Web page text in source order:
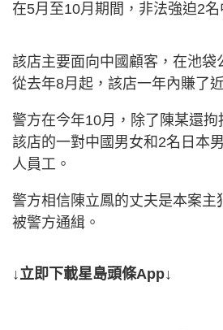
在5月至10月期間，非法強迫2名
該店主要面向中國顧客，在池袋
從去年8月起，該店一年內賺了
警方在今年10月，除了陳某還
該店的一對中國男女和2名日本
人員工。
警方相信陳立鳳的丈夫是本案主
被警方通緝。
↓立即下載星島頭條App↓